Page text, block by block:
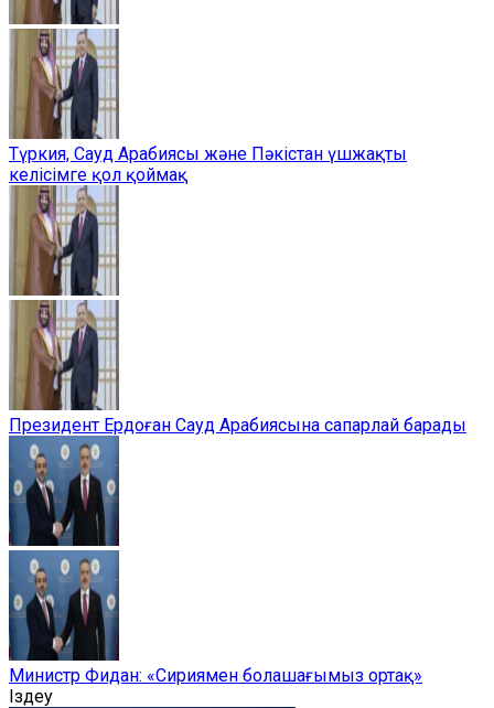
Түркия, Сауд Арабиясы және Пәкістан үшжақты
келісімге қол қоймақ
Президент Ердоған Сауд Арабиясына сапарлай барады
Министр Фидан: «Сириямен болашағымыз ортақ»
Іздеу